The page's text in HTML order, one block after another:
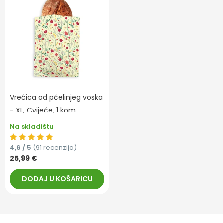
Vrećica od pčelinjeg voska
- XL, Cvijeće, 1 kom
Na skladištu
4,6 / 5 (91 recenzija)
25,99 €
DODAJ U KOŠARICU